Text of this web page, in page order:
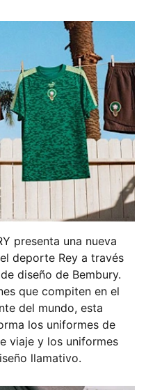
de Portugal.
con el tejido
un corte atlético
Los tejidos técnicos
de la piel para
cómodo
% de materiales
dobby
ultraligera y libertad
presenta una nueva
deporte Rey a través
diseño de Bembury.
que compiten en el
del mundo, esta
los uniformes de
viaje y los uniformes
llamativo.